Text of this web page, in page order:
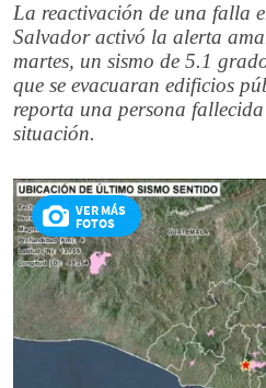
La reactivación de una falla
Salvador activó la alerta
martes, un sismo de 5.1
que se evacuaran edificios
reporta una persona
situación.
VER MÁS
FOTOS